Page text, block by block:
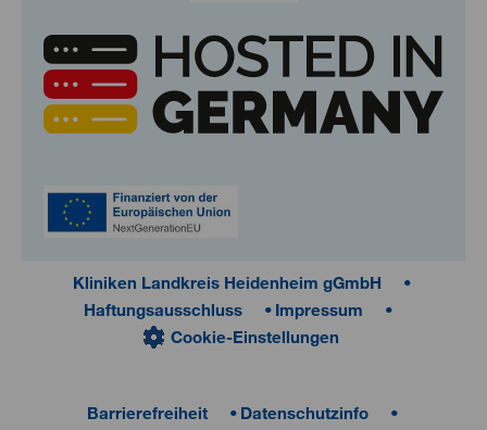
Kliniken Landkreis Heidenheim gGmbH
Haftungsausschluss
Impressum
Cookie-Einstellungen
Barrierefreiheit Datenschutzinfo